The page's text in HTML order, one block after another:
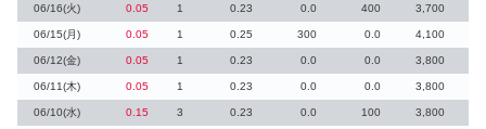
06/16(火) 0.05 1 0.23 0.0 400 3,700
06/15(月) 0.05 1 0.25 300 0.0 4,100
06/12(金) 0.05 1 0.23 0.0 0.0 3,800
06/11(木) 0.05 1 0.23 0.0 0.0 3,800
06/10(水) 0.15 3 0.23 0.0 100 3,800